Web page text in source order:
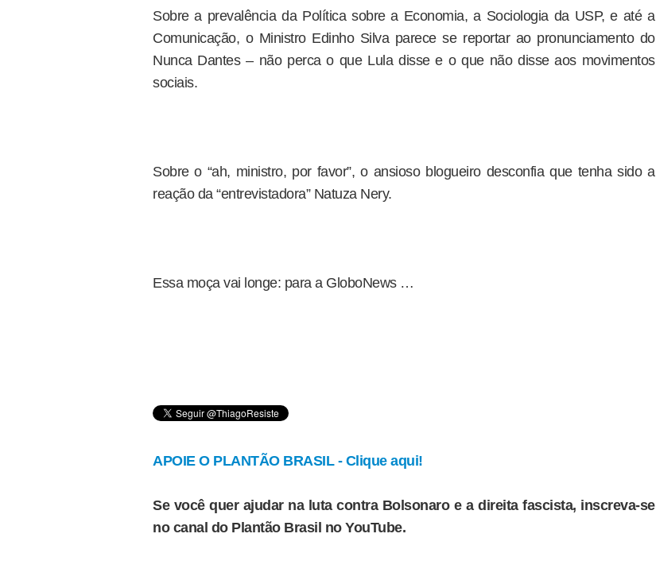
Sobre a prevalência da Política sobre a Economia, a Sociologia da USP, e até a
Comunicação, o Ministro Edinho Silva parece se reportar ao pronunciamento do
Nunca Dantes – não perca o que Lula disse e o que não disse aos movimentos
sociais.
Sobre o “ah, ministro, por favor”, o ansioso blogueiro desconfia que tenha sido a
reação da “entrevistadora” Natuza Nery.
Essa moça vai longe: para a GloboNews …
APOIE O PLANTÃO BRASIL - Clique aqui!
Se você quer ajudar na luta contra Bolsonaro e a direita fascista, inscreva-se
no canal do Plantão Brasil no YouTube.